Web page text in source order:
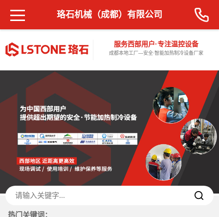
服务西部用户·专注温控设备
成都本地工厂—安全·智能加热制冷设备厂家
珞石机械（成都）有限公司
热门关键词：